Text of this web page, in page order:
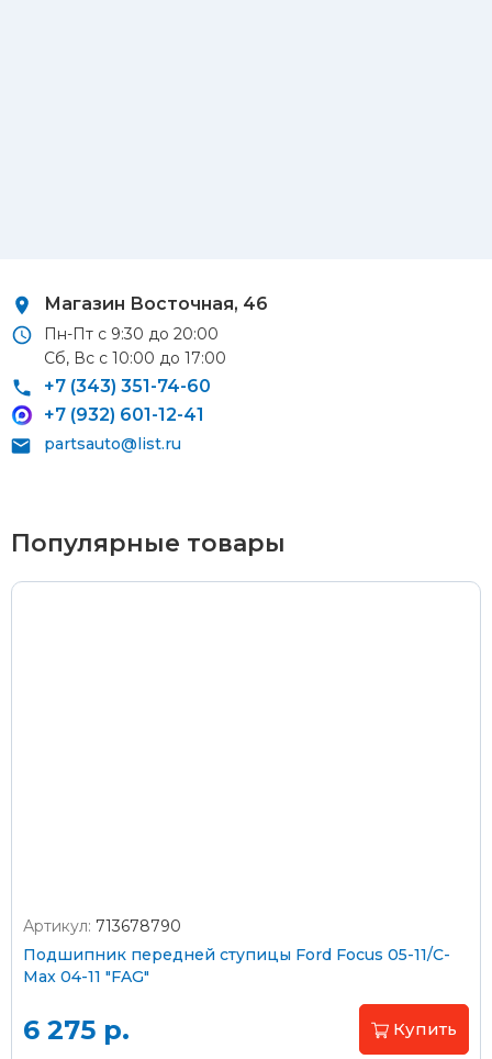
Магазин Восточная, 46
Пн-Пт с 9:30 до 20:00
Сб, Вс с 10:00 до 17:00
+7 (343) 351-74-60
+7 (932) 601-12-41
partsauto@list.ru
Курьерская доставка
По Екатеринбургу при заказе от 9 000 ₽ –
Верхняя Пышма, Арамиль, Шувакиш) –
Пластиковыми картами
Через банк
Популярные товары
Артикул: 713678790
Подшипник передней ступицы Ford Focus 05-11/C-
Max 04-11 "FAG"
6 275 р. Купить